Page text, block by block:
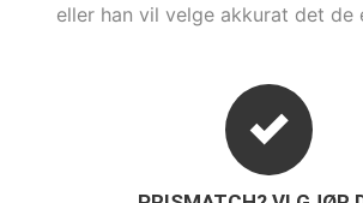
eller han vil velge akkurat det de